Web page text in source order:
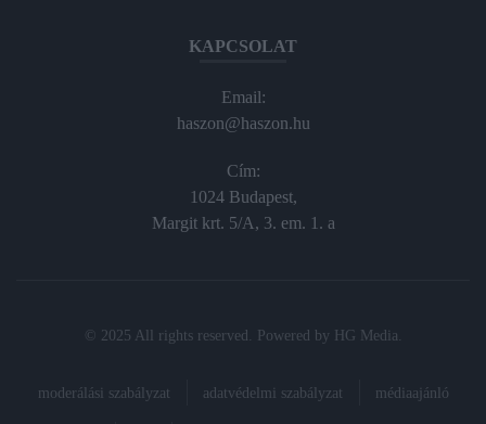
KAPCSOLAT
Email:
haszon@haszon.hu
Cím:
1024 Budapest,
Margit krt. 5/A, 3. em. 1. a
© 2025 All rights reserved. Powered by HG Media
moderálási szabályzat adatvédelmi szabályzat médiaajánló